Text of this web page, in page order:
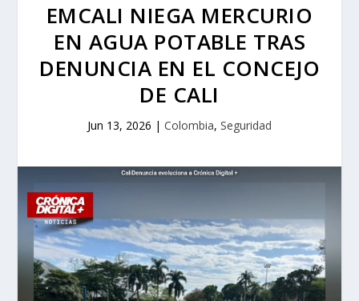
EMCALI NIEGA MERCURIO
EN AGUA POTABLE TRAS
DENUNCIA EN EL CONCEJO
DE CALI
Jun 13, 2026 | Colombia, Seguridad